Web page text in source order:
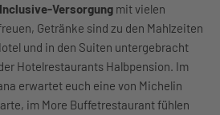
Versorgung mit vielen
Getränke sind zu den Mahlzeiten
und in den Suiten untergebracht
Hotelrestaurants Halbpension. Im
erwartet euch eine von Michelin
im More Buffetrestaurant fühlen